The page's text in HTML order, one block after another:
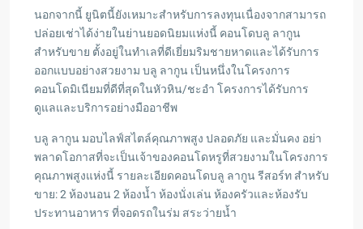
นอกจากนี้ ยูนิตนี้ยังเหมาะสำหรับการลงทุนเนื่องจากสามารถ
ปล่อยเช่าได้ง่ายในย่านยอดนิยมแห่งนี้ คอนโดบลู ลากูน
สำหรับขาย ตั้งอยู่ในทำเลที่ดีเยี่ยมริมชายหาดและได้รับการ
ออกแบบอย่างสวยงาม บลู ลากูน เป็นหนึ่งในโครงการ
คอนโดมิเนียมที่ดีที่สุดในหัวหิน/ชะอำ โครงการได้รับการ
ดูแลและบริการอย่างมืออาชีพ
บลู ลากูน มอบไลฟ์สไตล์คุณภาพสูง ปลอดภัย และมั่นคง อย่า
พลาดโอกาสที่จะเป็นเจ้าของคอนโดหรูที่สวยงามในโครงการ
คุณภาพสูงแห่งนี้ รายละเอียดคอนโดบลู ลากูน รีสอร์ท สำหรับ
ขาย: 2 ห้องนอน 2 ห้องน้ำ ห้องนั่งเล่น ห้องครัวและห้องรับ
ประทานอาหาร ที่จอดรถในร่ม สระว่ายน้ำ